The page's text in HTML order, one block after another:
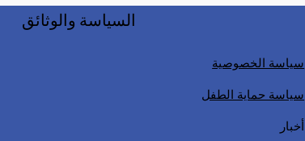
السياسة والوثائق
سياسة الخصوصية
سياسة حماية الطفل
أخبار